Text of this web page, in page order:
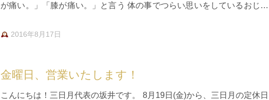
が痛い。」「膝が痛い。」と言う 体の事でつらい思いをしているおじい
2016年8月17日
金曜日、営業いたします！
こんにちは！三日月代表の坂井です。 8月19日(金)から、三日月の定休日